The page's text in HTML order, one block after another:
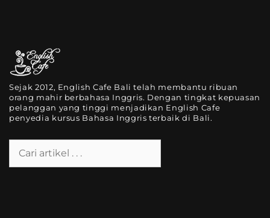
Sejak 2012, English Cafe Bali telah membantu ribuan
orang mahir berbahasa Inggris. Dengan tingkat kepuasan
pelanggan yang tinggi menjadikan English Cafe
penyedia kursus Bahasa Inggris terbaik di Bali.